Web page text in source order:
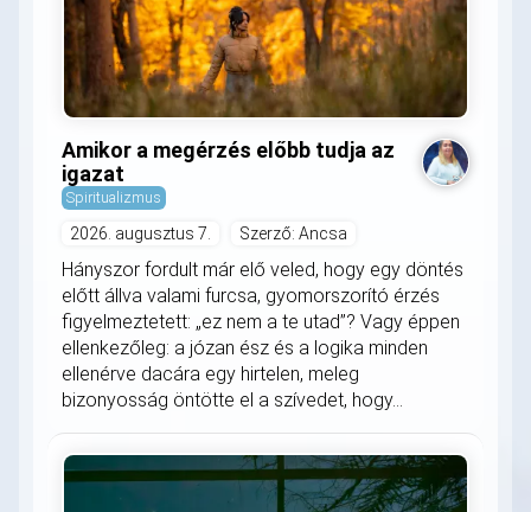
Amikor a megérzés előbb tudja az
igazat
Spiritualizmus
2026. augusztus 7. Szerző: Ancsa
Hányszor fordult már elő veled, hogy egy döntés
előtt állva valami furcsa, gyomorszorító érzés
figyelmeztetett: „ez nem a te utad”? Vagy éppen
ellenkezőleg: a józan ész és a logika minden
ellenérve dacára egy hirtelen, meleg
bizonyosság öntötte el a szívedet, hogy...